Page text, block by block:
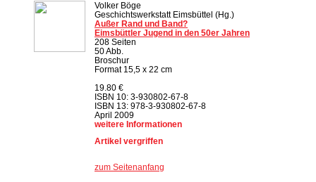
Volker Böge
Geschichtswerkstatt Eimsbüttel (Hg.)
Außer Rand und Band?
Eimsbüttler Jugend in den 50er Jahren
208 Seiten
50 Abb.
Broschur
Format 15,5 x 22 cm
19.80 €
ISBN 10: 3-930802-67-8
ISBN 13: 978-3-930802-67-8
April 2009
weitere Informationen
Artikel vergriffen
zum Seitenanfang